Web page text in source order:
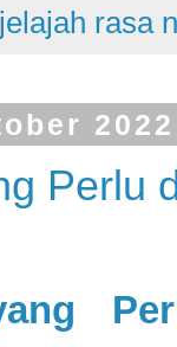
jelajah rasa
2022
Perlu